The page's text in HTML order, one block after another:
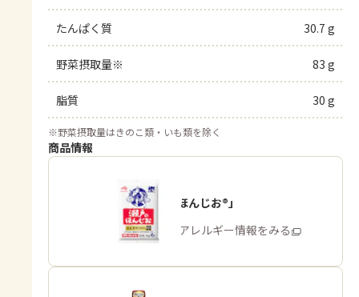
たんぱく質 30.7 g
野菜摂取量※ 83 g
脂質 30 g
※野菜摂取量はきのこ類・いも類を除く
商品情報
「瀬戸のほんじお®」
商品・アレルギー情報をみる